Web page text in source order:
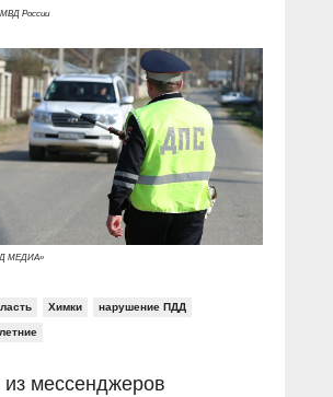
репортаж
России»
России
МЕДИА»
Химки нарушение ПДД
мессенджеров